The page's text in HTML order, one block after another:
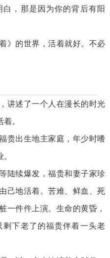
，那是因为你的背后有阳
》的世界，活着就好。不必
讲述了一个人在漫长的时光
。
贵出生地主家庭，年少时嗜
陆续爆发，福贵和妻子家珍
己地活着。苦难、鲜血、死
一件件上演。生命的黄昏，
下老了的福贵伴着一头老